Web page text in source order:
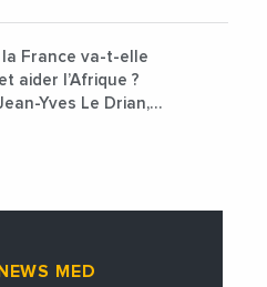
la France va-t-elle
aider l’Afrique ?
Yves Le Drian,
MED